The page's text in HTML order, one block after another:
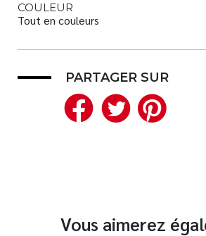
COULEUR
Tout en couleurs
PARTAGER SUR
Facebook
Vous aimerez